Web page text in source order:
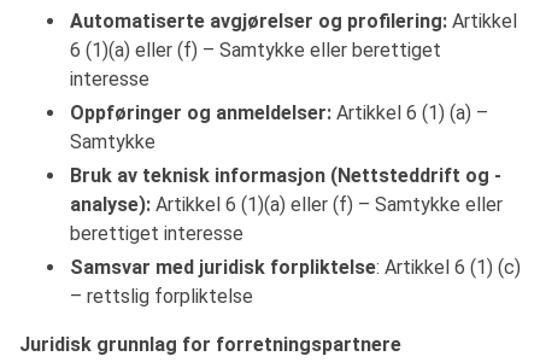
Automatiserte avgjørelser og profilering: Artikkel
6 (1)(a) eller (f) – Samtykke eller berettiget
interesse
Oppføringer og anmeldelser: Artikkel 6 (1) (a) –
Samtykke
Bruk av teknisk informasjon (Nettsteddrift og -
analyse): Artikkel 6 (1)(a) eller (f) – Samtykke eller
berettiget interesse
Samsvar med juridisk forpliktelse: Artikkel 6 (1) (c)
– rettslig forpliktelse
Juridisk grunnlag for forretningspartnere